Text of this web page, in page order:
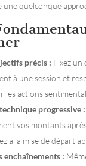
une quelconque
précis : Fixez un
à une session et
les actions
progressive :
vos montants après
à la mise de départ
enchaînements :